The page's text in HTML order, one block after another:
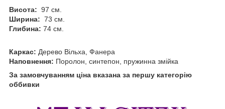
Висота: 97 см.
Ширина: 73 см.
Глибина: 74 см.
Каркас: Дерево Вільха, Фанера
Наповнення: Поролон, синтепон, пружинна змійка
За замовчуванням ціна вказана за першу категорію
оббивки